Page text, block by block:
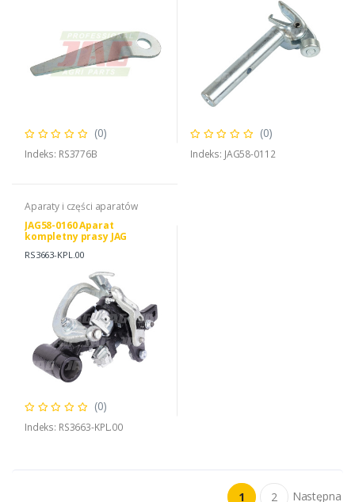
(0)
Indeks: RS3776B
(0)
Indeks: JAG58-0112
Aparaty i części aparatów
JAG58-0160 Aparat
kompletny prasy JAG
RS3663BK317
RS3663-KPL.00
(0)
Indeks: RS3663-KPL.00
1 2 Następna